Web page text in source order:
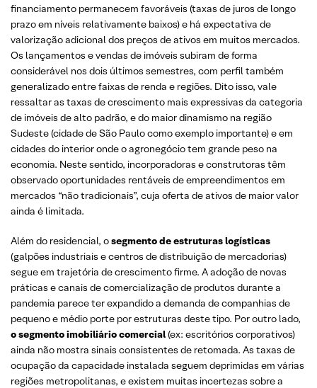
financiamento permanecem favoráveis (taxas de juros de longo
prazo em níveis relativamente baixos) e há expectativa de
valorização adicional dos preços de ativos em muitos mercados.
Os lançamentos e vendas de imóveis subiram de forma
considerável nos dois últimos semestres, com perfil também
generalizado entre faixas de renda e regiões. Dito isso, vale
ressaltar as taxas de crescimento mais expressivas da categoria
de imóveis de alto padrão, e do maior dinamismo na região
Sudeste (cidade de São Paulo como exemplo importante) e em
cidades do interior onde o agronegócio tem grande peso na
economia. Neste sentido, incorporadoras e construtoras têm
observado oportunidades rentáveis de empreendimentos em
mercados “não tradicionais”, cuja oferta de ativos de maior valor
ainda é limitada.
Além do residencial, osegmento de estruturas logísticas
(galpões industriais e centros de distribuição de mercadorias)
segue em trajetória de crescimento firme. A adoção de novas
práticas e canais de comercialização de produtos durante a
pandemia parece ter expandido a demanda de companhias de
pequeno e médio porte por estruturas deste tipo. Por outro lado,
o segmento imobiliário comercial(ex: escritórios corporativos)
ainda não mostra sinais consistentes de retomada. As taxas de
ocupação da capacidade instalada seguem deprimidas em várias
regiões metropolitanas, e existem muitas incertezas sobre a